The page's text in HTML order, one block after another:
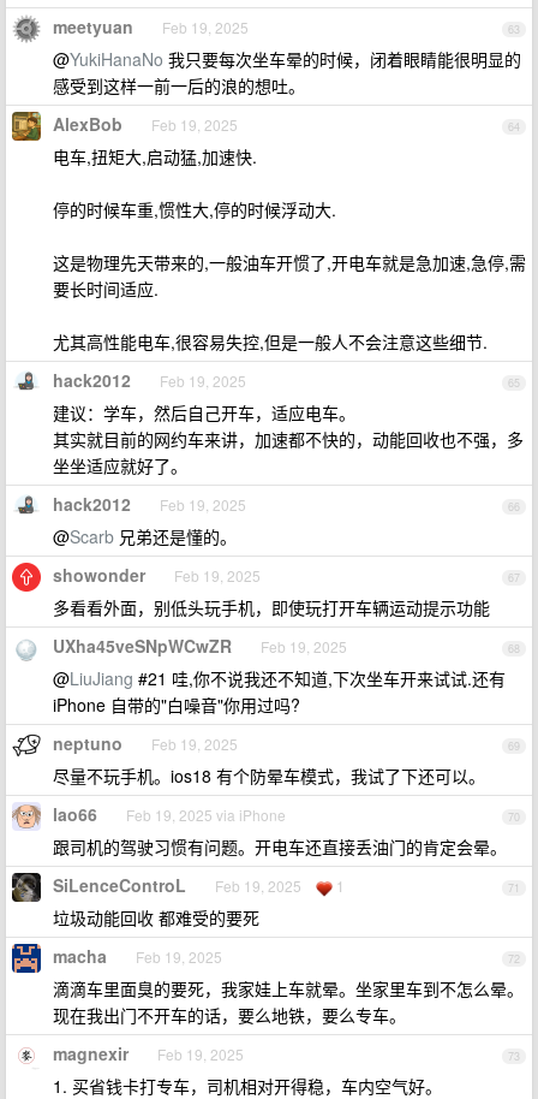
63
meetyuan Feb 19, 2025
@YukiHanaNo 我只要每次坐车晕的时候，闭着眼睛能很明显的
感受到这样一前一后的浪的想吐。
64
AlexBob Feb 19, 2025
电车,扭矩大,启动猛,加速快.
停的时候车重,惯性大,停的时候浮动大.
这是物理先天带来的,一般油车开惯了,开电车就是急加速,急停,需
要长时间适应.
尤其高性能电车,很容易失控,但是一般人不会注意这些细节.
65
hack2012 Feb 19, 2025
建议：学车，然后自己开车，适应电车。
其实就目前的网约车来讲，加速都不快的，动能回收也不强，多
坐坐适应就好了。
66
hack2012 Feb 19, 2025
@Scarb 兄弟还是懂的。
67
showonder Feb 19, 2025
多看看外面，别低头玩手机，即使玩打开车辆运动提示功能
68
UXha45veSNpWCwZR Feb 19, 2025
@LiuJiang #21 哇,你不说我还不知道,下次坐车开来试试.还有
iPhone 自带的"白噪音"你用过吗?
69
neptuno Feb 19, 2025
尽量不玩手机。ios18 有个防晕车模式，我试了下还可以。
70
lao66 Feb 19, 2025 via iPhone
跟司机的驾驶习惯有问题。开电车还直接丢油门的肯定会晕。
71
SiLenceControL Feb 19, 2025 1
垃圾动能回收 都难受的要死
72
macha Feb 19, 2025
滴滴车里面臭的要死，我家娃上车就晕。坐家里车到不怎么晕。
现在我出门不开车的话，要么地铁，要么专车。
73
magnexir Feb 19, 2025
1. 买省钱卡打专车，司机相对开得稳，车内空气好。